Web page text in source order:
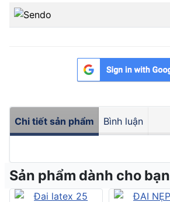
Chi tiết sản phẩm Bình luận
Sản phẩm dành cho bạn